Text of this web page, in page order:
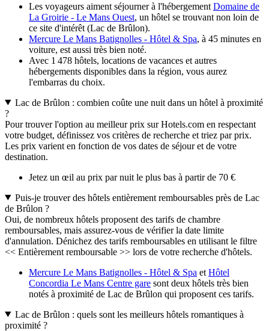
Les voyageurs aiment séjourner à l'hébergement Domaine de
La Groirie - Le Mans Ouest, un hôtel se trouvant non loin de
ce site d'intérêt (Lac de Brûlon).
Mercure Le Mans Batignolles - Hôtel & Spa, à 45 minutes en
voiture, est aussi très bien noté.
Avec 1 478 hôtels, locations de vacances et autres
hébergements disponibles dans la région, vous aurez
l'embarras du choix.
Lac de Brûlon : combien coûte une nuit dans un hôtel à proximité
?
Pour trouver l'option au meilleur prix sur Hotels.com en respectant
votre budget, définissez vos critères de recherche et triez par prix.
Les prix varient en fonction de vos dates de séjour et de votre
destination.
Jetez un œil au prix par nuit le plus bas à partir de 70 €
Puis-je trouver des hôtels entièrement remboursables près de Lac
de Brûlon ?
Oui, de nombreux hôtels proposent des tarifs de chambre
remboursables, mais assurez-vous de vérifier la date limite
d'annulation. Dénichez des tarifs remboursables en utilisant le filtre
<< Entièrement remboursable >> lors de votre recherche d'hôtels.
Mercure Le Mans Batignolles - Hôtel & Spa et Hôtel
Concordia Le Mans Centre gare sont deux hôtels très bien
notés à proximité de Lac de Brûlon qui proposent ces tarifs.
Lac de Brûlon : quels sont les meilleurs hôtels romantiques à
proximité ?